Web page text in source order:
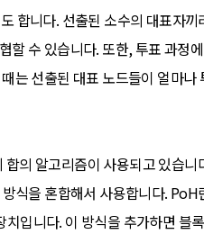
합니다. 선출된 소수의 대표자
수 있습니다. 또한, 투표 과정
는 선출된 대표 노드들이 얼마
의 알고리즘이 사용되고 있습
을 혼합해서 사용합니다. PoH
입니다. 이 방식을 추가하면 블